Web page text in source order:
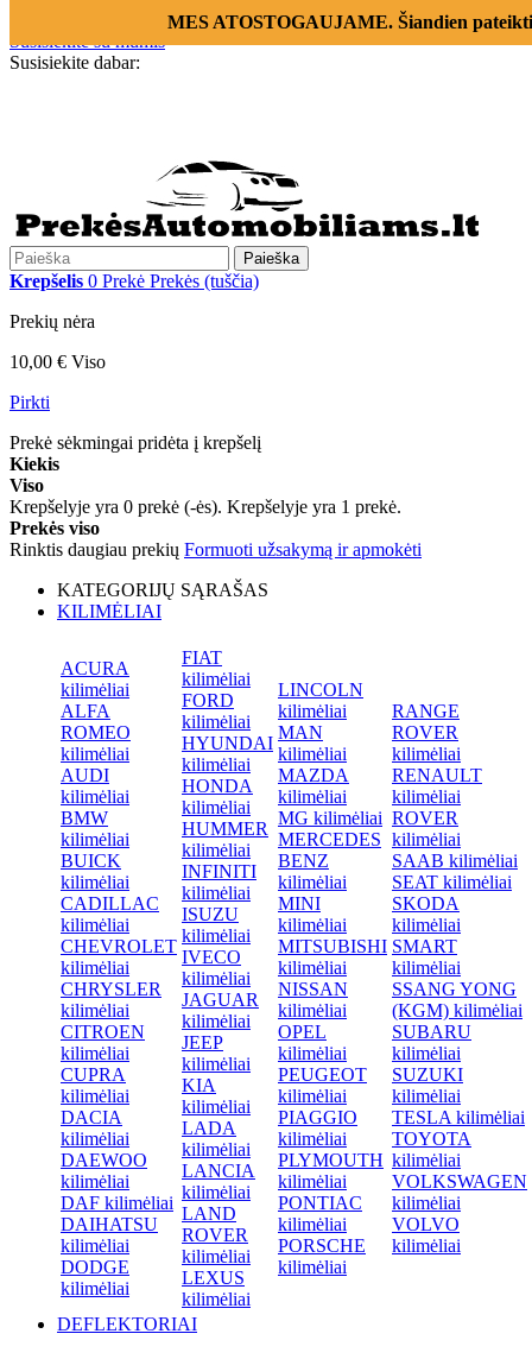
MES ATOSTOGAUJAME. Šiandien
Susisiekite su mumis
Susisiekite dabar:
Paieška
Krepšelis 0 Prekė Prekės (tuščia)
Prekių nėra
10,00 € Viso
Pirkti
Prekė sėkmingai pridėta į krepšelį
Kiekis
Viso
Krepšelyje yra 0 prekė (-ės). Krepšelyje yra 1 prekė.
Prekės viso
Rinktis daugiau prekių Formuoti užsakymą ir apmokėti
KATEGORIJŲ SĄRAŠAS
KILIMĖLIAI
ACURA
kilimėliai
ALFA
ROMEO
kilimėliai
AUDI
kilimėliai
BMW
kilimėliai
BUICK
kilimėliai
CADILLAC
kilimėliai
CHEVROLET
kilimėliai
CHRYSLER
kilimėliai
CITROEN
kilimėliai
CUPRA
kilimėliai
DACIA
kilimėliai
DAEWOO
kilimėliai
DAF kilimėliai
DAIHATSU
kilimėliai
DODGE
kilimėliai
FIAT
kilimėliai
FORD
kilimėliai
HYUNDAI
kilimėliai
HONDA
kilimėliai
HUMMER
kilimėliai
INFINITI
kilimėliai
ISUZU
kilimėliai
IVECO
kilimėliai
JAGUAR
kilimėliai
JEEP
kilimėliai
KIA
kilimėliai
LADA
kilimėliai
LANCIA
kilimėliai
LAND
ROVER
kilimėliai
LEXUS
kilimėliai
LINCOLN
kilimėliai
MAN
kilimėliai
MAZDA
kilimėliai
MG kilimėliai
MERCEDES
BENZ
kilimėliai
MINI
kilimėliai
MITSUBISHI
kilimėliai
NISSAN
kilimėliai
OPEL
kilimėliai
PEUGEOT
kilimėliai
PIAGGIO
kilimėliai
PLYMOUTH
kilimėliai
PONTIAC
kilimėliai
PORSCHE
kilimėliai
RANGE
ROVER
kilimėliai
RENAULT
kilimėliai
ROVER
kilimėliai
SAAB kilimėliai
SEAT kilimėliai
SKODA
kilimėliai
SMART
kilimėliai
SSANG YONG
(KGM) kilimėliai
SUBARU
kilimėliai
SUZUKI
kilimėliai
TESLA kilimėliai
TOYOTA
kilimėliai
VOLKSWAGEN
kilimėliai
VOLVO
kilimėliai
DEFLEKTORIAI